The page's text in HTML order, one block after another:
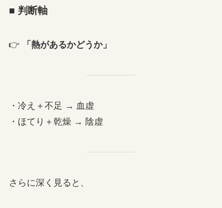
■ 判断軸
👉 「熱があるかどうか」
・冷え＋不足 → 血虚
・ほてり＋乾燥 → 陰虚
さらに深く見ると、